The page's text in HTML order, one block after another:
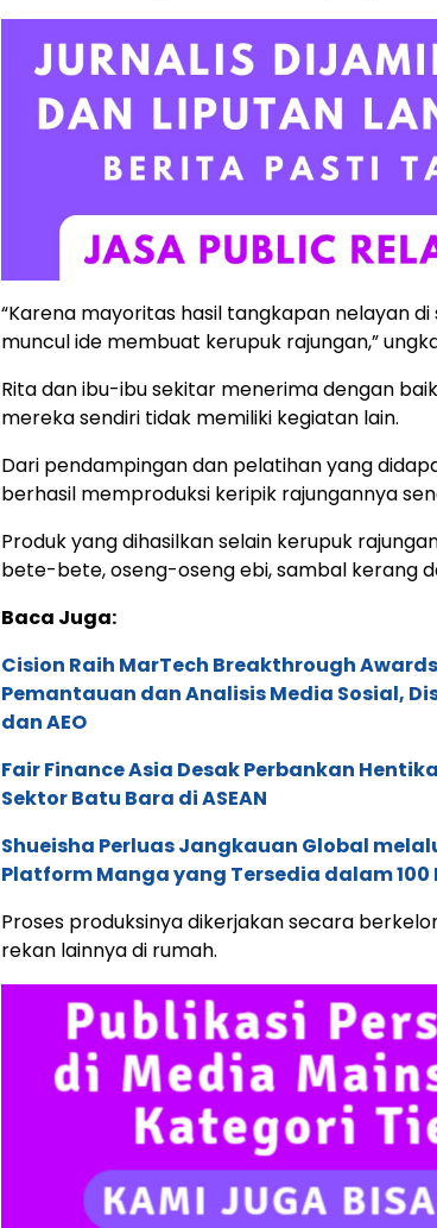
“Karena mayoritas hasil tangkapan nelayan di
muncul ide membuat kerupuk rajungan,”
Rita dan ibu-ibu sekitar menerima dengan
mereka sendiri tidak memiliki kegiatan lain.
Dari pendampingan dan pelatihan yang
berhasil memproduksi keripik rajungannya
Produk yang dihasilkan selain kerupuk
bete-bete, oseng-oseng ebi, sambal kerang
Baca Juga:
Cision Raih MarTech Breakthrough
Pemantauan dan Analisis Media Sosial,
dan AEO
Fair Finance Asia Desak Perbankan
Sektor Batu Bara di ASEAN
Shueisha Perluas Jangkauan Global
Platform Manga yang Tersedia dalam 100
Proses produksinya dikerjakan secara
rekan lainnya di rumah.